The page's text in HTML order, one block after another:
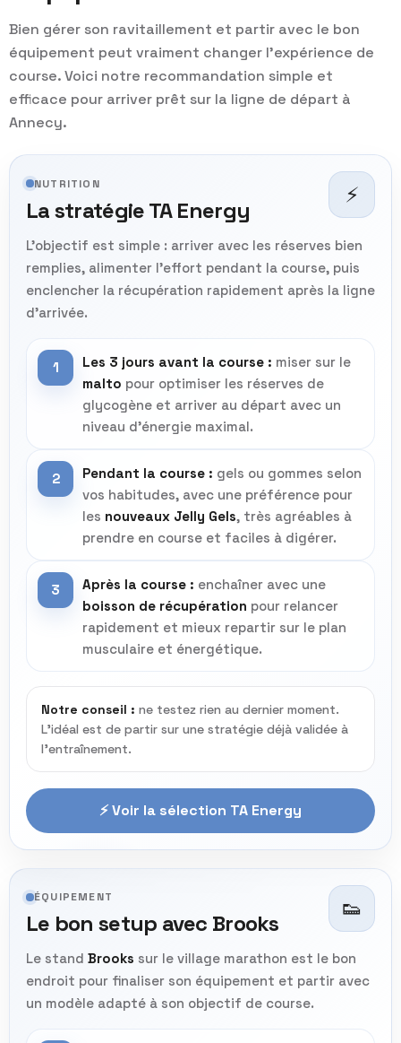
Bien gérer son ravitaillement et partir avec le bon
équipement peut vraiment changer l’expérience de
course. Voici notre recommandation simple et
efficace pour arriver prêt sur la ligne de départ à
Annecy.
NUTRITION
La stratégie TA Energy
⚡
L’objectif est simple : arriver avec les réserves bien
remplies, alimenter l’effort pendant la course, puis
enclencher la récupération rapidement après la ligne
d’arrivée.
1 Les 3 jours avant la course : miser sur le
malto pour optimiser les réserves de
glycogène et arriver au départ avec un
niveau d’énergie maximal.
2 Pendant la course : gels ou gommes selon
vos habitudes, avec une préférence pour
les nouveaux Jelly Gels, très agréables à
prendre en course et faciles à digérer.
3 Après la course : enchaîner avec une
boisson de récupération pour relancer
rapidement et mieux repartir sur le plan
musculaire et énergétique.
Notre conseil : ne testez rien au dernier moment.
L’idéal est de partir sur une stratégie déjà validée à
l’entraînement.
⚡ Voir la sélection TA Energy
ÉQUIPEMENT
Le bon setup avec Brooks
👟
Le stand Brooks sur le village marathon est le bon
endroit pour finaliser son équipement et partir avec
un modèle adapté à son objectif de course.